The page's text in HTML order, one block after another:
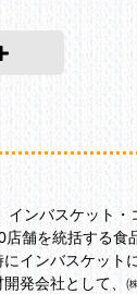
ンバスケット・
舗を統括する食
インバスケット
発会社として、